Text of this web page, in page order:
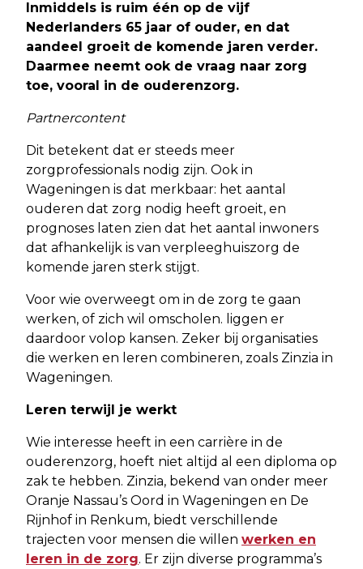
Inmiddels is ruim één op de vijf
Nederlanders 65 jaar of ouder, en dat
aandeel groeit de komende jaren verder.
Daarmee neemt ook de vraag naar zorg
toe, vooral in de ouderenzorg.
Partnercontent
Dit betekent dat er steeds meer
zorgprofessionals nodig zijn. Ook in
Wageningen is dat merkbaar: het aantal
ouderen dat zorg nodig heeft groeit, en
prognoses laten zien dat het aantal inwoners
dat afhankelijk is van verpleeghuiszorg de
komende jaren sterk stijgt.
Voor wie overweegt om in de zorg te gaan
werken, of zich wil omscholen. liggen er
daardoor volop kansen. Zeker bij organisaties
die werken en leren combineren, zoals Zinzia in
Wageningen.
Leren terwijl je werkt
Wie interesse heeft in een carrière in de
ouderenzorg, hoeft niet altijd al een diploma op
zak te hebben. Zinzia, bekend van onder meer
Oranje Nassau’s Oord in Wageningen en De
Rijnhof in Renkum, biedt verschillende
trajecten voor mensen die willen werken en
leren in de zorg. Er zijn diverse programma’s